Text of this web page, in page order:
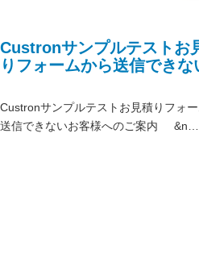
Custronサンプルテストお
りフォームから送信できな
Custronサンプルテストお見積りフォ
送信できないお客様へのご案内 &n…